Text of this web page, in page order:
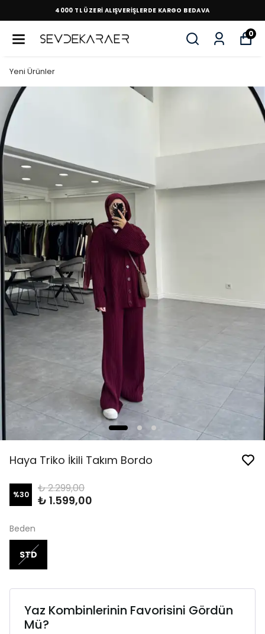
4000 TL ÜZERİ ALIŞVERİŞLERDE KARGO BEDAVA
0
Yeni Ürünler
Haya Triko İkili Takım Bordo
%30 ₺ 2.299,00
₺ 1.599,00
Beden
STD
Yaz Kombinlerinin Favorisini Gördün
Mü?